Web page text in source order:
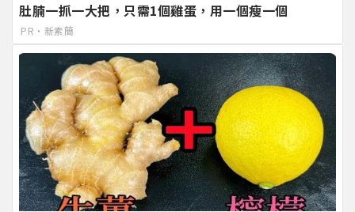
肚腩一抓一大把，只需1個雞蛋，用一個瘦一個
PR・新素簡